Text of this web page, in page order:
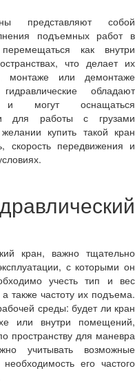
представляют собой
подъемных работ в
как внутри
что делает их
монтаже или демонтаже
обладают
и могут оснащаться
для работы с грузами
купить такой кран
скорость передвижения и
кран, важно тщательно
с которыми он
учесть тип и вес
также частоту их подъема.
среды: будет ли кран
или внутри помещений,
пространству для маневра
учитывать возможные
его частого